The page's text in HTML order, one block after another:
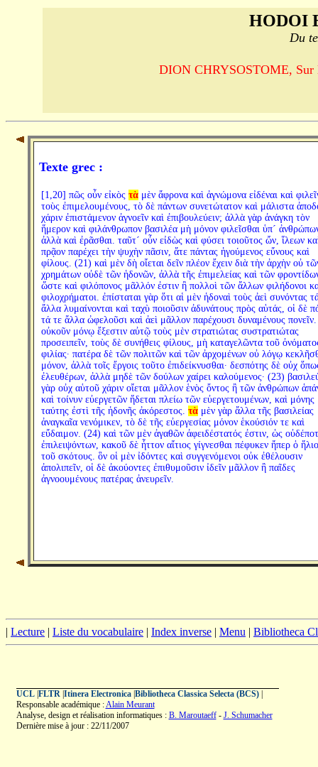
HODOI
Du
DION CHRYSOSTOME, Sur
Texte grec :
[1,20] πῶς οὖν εἰκὸς τὰμὲν ἄφρονα καὶ ἀγνώμονα εἰδέναι καὶ
τοὺς ἐπιμελουμένους, τὸ δὲ πάντων συνετώτατον καὶ μάλιστα
χάριν ἐπιστάμενον ἀγνοεῖν καὶ ἐπιβουλεύειν; ἀλλὰ γὰρ ἀνάγκη τὸν
ἥμερον καὶ φιλάνθρωπον βασιλέα μὴ μόνον φιλεῖσθαι ὑπ´
ἀλλὰ καὶ ἐρᾶσθαι. ταῦτ´ οὖν εἰδὼς καὶ φύσει τοιοῦτος ὤν, ἵλεων
πρᾷον παρέχει τὴν ψυχὴν πᾶσιν, ἅτε πάντας ἡγούμενος εὔνους καὶ
φίλους. (21) καὶ μὲν δὴ οἴεται δεῖν πλέον ἔχειν διὰ τὴν ἀρχὴν οὐ
χρημάτων οὐδὲ τῶν ἡδονῶν, ἀλλὰ τῆς ἐπιμελείας καὶ τῶν
ὥστε καὶ φιλόπονος μᾶλλόν ἐστιν ἢ πολλοὶ τῶν ἄλλων φιλήδονοι
φιλοχρήματοι. ἐπίσταται γὰρ ὅτι αἱ μὲν ἡδοναὶ τοὺς ἀεὶ συνόντας
ἄλλα λυμαίνονται καὶ ταχὺ ποιοῦσιν ἀδυνάτους πρὸς αὑτάς, οἱ δὲ
τά τε ἄλλα ὠφελοῦσι καὶ ἀεὶ μᾶλλον παρέχουσι δυναμένους
οὐκοῦν μόνῳ ἔξεστιν αὐτῷ τοὺς μὲν στρατιώτας συστρατιώτας
προσειπεῖν, τοὺς δὲ συνήθεις φίλους, μὴ καταγελῶντα τοῦ
φιλίας· πατέρα δὲ τῶν πολιτῶν καὶ τῶν ἀρχομένων οὐ λόγῳ
μόνον, ἀλλὰ τοῖς ἔργοις τοῦτο ἐπιδείκνυσθαι· δεσπότης δὲ οὐχ
ἐλευθέρων, ἀλλὰ μηδὲ τῶν δούλων χαίρει καλούμενος· (23)
γὰρ οὐχ αὑτοῦ χάριν οἴεται μᾶλλον ἑνὸς ὄντος ἢ τῶν ἀνθρώπων
καὶ τοίνυν εὐεργετῶν ἥδεται πλείω τῶν εὐεργετουμένων, καὶ μόνης
ταύτης ἐστὶ τῆς ἡδονῆς ἀκόρεστος. τὰμὲν γὰρ ἄλλα τῆς βασιλείας
ἀναγκαῖα νενόμικεν, τὸ δὲ τῆς εὐεργεσίας μόνον ἑκούσιόν τε καὶ
εὔδαιμον. (24) καὶ τῶν μὲν ἀγαθῶν ἀφειδέστατός ἐστιν, ὡς
ἐπιλειψόντων, κακοῦ δὲ ἧττον αἴτιος γίγνεσθαι πέφυκεν ἤπερ ὁ
τοῦ σκότους. ὃν οἱ μὲν ἰδόντες καὶ συγγενόμενοι οὐκ ἐθέλουσιν
ἀπολιπεῖν, οἱ δὲ ἀκούοντες ἐπιθυμοῦσιν ἰδεῖν μᾶλλον ἢ παῖδες
ἀγνοουμένους πατέρας ἀνευρεῖν.
| Lecture | Liste du vocabulaire | Index inverse | Menu | Bibliotheca
UCL| FLTR| Itinera Electronica| Bibliotheca Classica Selecta (BCS)|
Responsable académique :Alain Meurant
Analyse, design et réalisation informatiques : B. Maroutaeff- J. Schumacher
Dernière mise à jour : 22/11/2007